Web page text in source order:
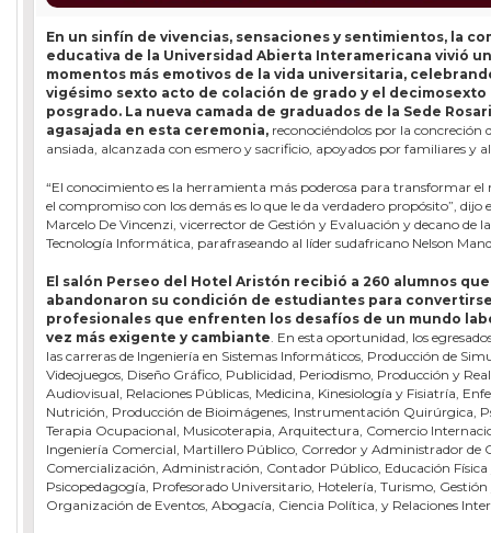
En un sinfín de vivencias, sensaciones y sentimientos, la
educativa de la Universidad Abierta Interamericana vivió
momentos más emotivos de la vida universitaria,
vigésimo sexto acto de colación de grado y el decimosexto
posgrado. La nueva camada de graduados de la Sede
agasajada en esta ceremonia, reconociéndolos por la concreción
ansiada, alcanzada con esmero y sacrificio, apoyados por familiares y
“El conocimiento es la herramienta más poderosa para transformar el
el compromiso con los demás es lo que le da verdadero propósito”, dijo
Marcelo De Vincenzi, vicerrector de Gestión y Evaluación y decano de
Tecnología Informática, parafraseando al líder sudafricano Nelson
El salón Perseo del Hotel Aristón recibió a 260 alumnos que
abandonaron su condición de estudiantes para
profesionales que enfrenten los desafíos de un mundo
vez más exigente y cambiante . En esta oportunidad, los
las carreras de Ingeniería en Sistemas Informáticos, Producción de
Videojuegos, Diseño Gráfico, Publicidad, Periodismo, Producción y
Audiovisual, Relaciones Públicas, Medicina, Kinesiología y Fisiatría,
Nutrición, Producción de Bioimágenes, Instrumentación Quirúrgica,
Terapia Ocupacional, Musicoterapia, Arquitectura, Comercio
Ingeniería Comercial, Martillero Público, Corredor y Administrador de
Comercialización, Administración, Contador Público, Educación Física
Psicopedagogía, Profesorado Universitario, Hotelería, Turismo, Gestión
Organización de Eventos, Abogacía, Ciencia Política, y Relaciones